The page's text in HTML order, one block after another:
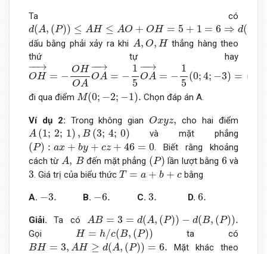
Ta có
d(A, (P)) ≤ AH ≤ AO + OH = 5 + 1 = 6 ⇒ d(A
d( A P))≤A H A O+O H=5 +1 =6⇒ A, P ) max 6
dấu bằng phải xảy ra khi A, O, H
A, O,H
thẳng hàng theo
thứ tự hay
−
−→
OH = −
OH
OA
−
−→
OA = −
1
5
−
−→
OA = −
1
5
(0;4; −3) = (
OH→ HOA A 15 A→ 15 =(0
đi qua điểm M(0; −2; −1).
M(0; ;− . Chọn đáp án A.
Ví dụ 2: Trong không gian Oxyz,
Ox cho hai điểm
A (1; 2; 1) , B (3; 4; 0)
A 1; 2 ;1 B( ;4;0) và mặt phẳng
(P) : ax + by + cz + 46 = 0
(P): a +b y+ c + 46 0
. Biết rằng khoảng
cách từ A, B
A, B đến mặt phẳng (P)
(P) lần lượt bằng 6
6 và
3
3. Giá trị của biểu thức T = a + b + c
T= b + bằng
A. −3.
3. B. −6.
6. C. 3.
3. D. 6.
6.
Giải.Ta cóAB = 3 = d(A, (P)) − d(B, (P)).
A B= d P) )− d(B,(
Gọi H = h/c(B, (P))
H= c B (P) ta có
BH = 3, AH ≥ d(A, (P)) = 6.
BH= AH d (A ,(P )= 6.
Mặt khác theo